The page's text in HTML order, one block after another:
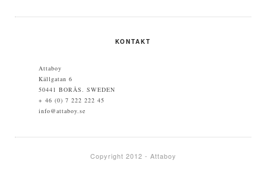
KONTAKT
Attaboy
Källgatan 6
50441 BORÅS. SWEDEN
+ 46 (0) 7 222 222 45
info@attaboy.se
Copyright 2012 - Attaboy